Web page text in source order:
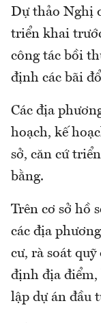
Dự thảo Nghị
triển khai
công tác bồi
định các bãi
Các địa
hoạch, kế
sở, căn cứ
bằng.
Trên cơ sở hồ
các địa
cư, rà soát
định địa
lập dự án đầu